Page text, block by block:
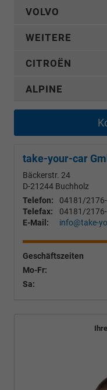
VOLVO
WEITERE
CITROËN
ALPINE
take-your-car
Bäckerstr. 24
D-21244 Buchholz
Telefon:
04181/
Telefax:
04181/
E-Mail:
info@take-
Geschäftszeiten
Mo-Fr:
Sa: